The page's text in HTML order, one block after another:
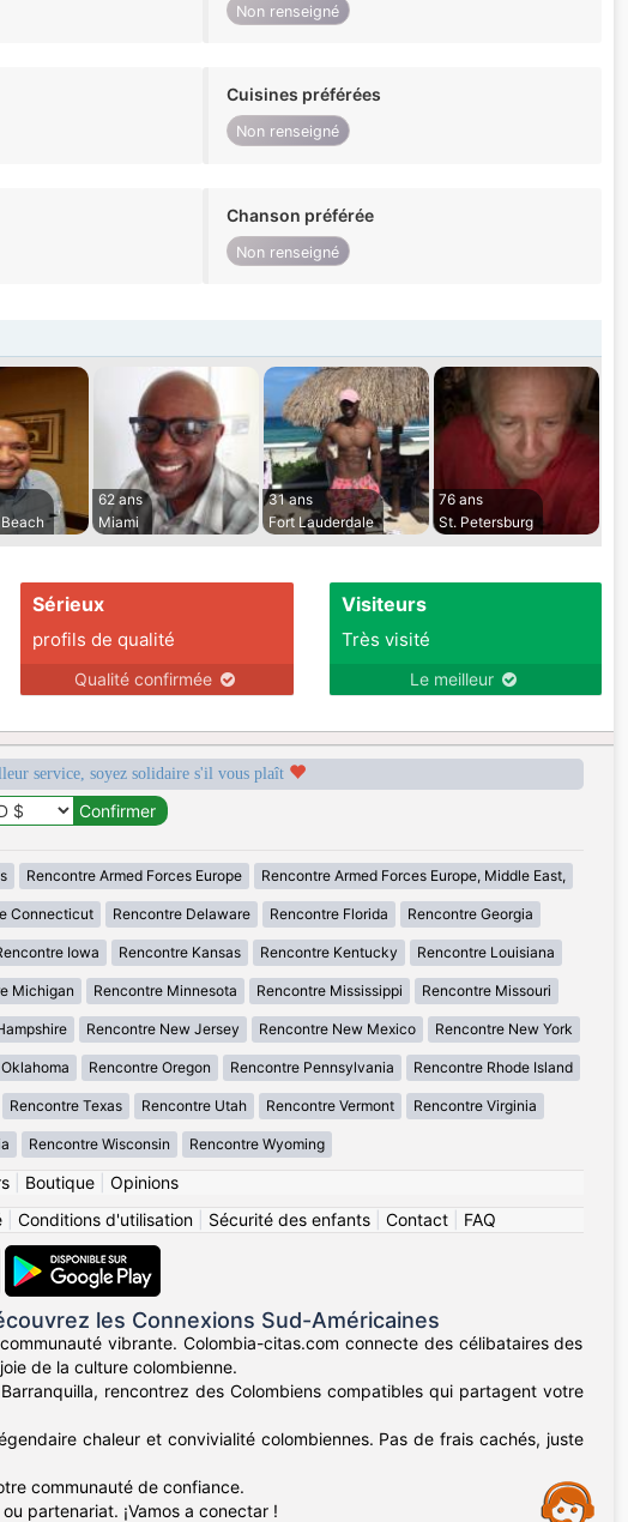
Non renseigné
Cuisines préférées
Non renseigné
Chanson préférée
Non renseigné
62 ans
Miami
31 ans
Fort Lauderdale
76 ans
St. Petersburg
Sérieux
profils de qualité
Qualité confirmée
Visiteurs
Très visité
Le meilleur
service, soyez solidaire s'il vous plaît
Rencontre Armed Forces Europe Rencontre Armed Forces Europe, Middle East,
Connecticut Rencontre Delaware Rencontre Florida Rencontre Georgia
Iowa Rencontre Kansas Rencontre Kentucky Rencontre Louisiana
Michigan Rencontre Minnesota Rencontre Mississippi Rencontre Missouri
Rencontre New Jersey Rencontre New Mexico Rencontre New York
Rencontre Oregon Rencontre Pennsylvania Rencontre Rhode Island
Rencontre Texas Rencontre Utah Rencontre Vermont Rencontre Virginia
Rencontre Wisconsin Rencontre Wyoming
| Boutique| Opinions
| Conditions d'utilisation| Sécurité des enfants| Contact| FAQ
les Connexions Sud-Américaines
vibrante. Colombia-citas.com connecte des célibataires des
de la culture colombienne.
rencontrez des Colombiens compatibles qui partagent votre
chaleur et convivialité colombiennes. Pas de frais cachés, juste
communauté de confiance.
partenariat. ¡Vamos a conectar !
Assistance